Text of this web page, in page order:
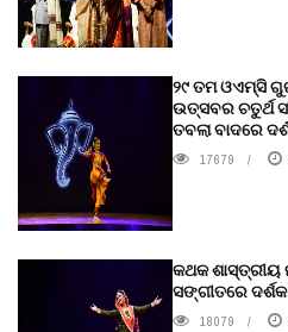
୨୯ ତମ ଓଏମ୍‌ସି
ଉତ୍ସବର ଚତୁର୍ଥ
ତବଲା ବାଦରେ
17679
କଥକ ଶାସ୍ତ୍ରୀୟ
ସଙ୍ଗୀତରେ
18079